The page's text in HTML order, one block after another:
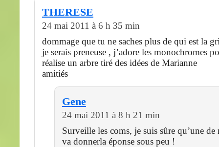
THERESE
24 mai 2011 à 6 h 35 min
dommage que tu ne saches plus de qui est la
je serais preneuse , j’adore les monochromes
réalise un arbre tiré des idées de Marianne
amitiés
Gene
24 mai 2011 à 8 h 21 min
Surveille les coms, je suis sûre qu’une de
va donnerla éponse sous peu !